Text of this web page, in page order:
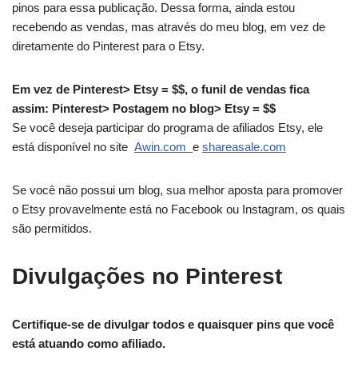
pinos para essa publicação. Dessa forma, ainda estou
recebendo as vendas, mas através do meu blog, em vez de
diretamente do Pinterest para o Etsy.
Em vez de Pinterest> Etsy = $$, o funil de vendas fica
assim: Pinterest> Postagem no blog> Etsy = $$
Se você deseja participar do programa de afiliados Etsy, ele
está disponível no site Awin.com e shareasale.com
Se você não possui um blog, sua melhor aposta para promover
o Etsy provavelmente está no Facebook ou Instagram, os quais
são permitidos.
Divulgações no Pinterest
Certifique-se de divulgar todos e quaisquer pins que você
está atuando como afiliado.